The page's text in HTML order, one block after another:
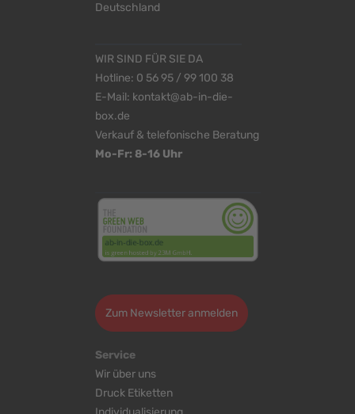
Deutschland
WIR SIND FÜR SIE DA
Hotline: 0 56 95 / 99 100 38
E-Mail: kontakt@ab-in-die-
box.de
Verkauf & telefonische Beratung
Mo-Fr: 8-16 Uhr
Zum Newsletter anmelden
Service
Wir über uns
Druck Etiketten